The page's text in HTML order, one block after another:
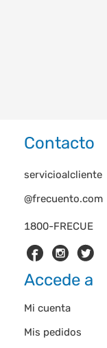
Contacto
1800-FRECUE
servicioalcliente
@frecuento.com
Accede a
Mi cuenta
Mis pedidos